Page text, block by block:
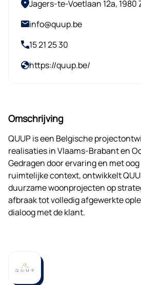
Jagers-te-Voetlaan 12a, 1980
info@quup.be
15 21 25 30
https://quup.be/
Omschrijving
QUUP is een Belgische
realisaties in Vlaams-Brabant en
Gedragen door ervaring en met
ruimtelijke context, ontwikkelt
duurzame woonprojecten op
afbraak tot volledig afgewerkte
dialoog met de klant.